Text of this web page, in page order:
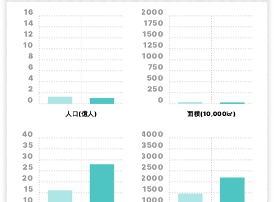
人口(億人)
0
2
4
6
8
10
12
14
16
面積(10,000㎢)
0
250
500
750
1000
1250
1500
1750
2000
10
15
20
25
30
35
40
1000
1500
2000
2500
3000
3500
4000